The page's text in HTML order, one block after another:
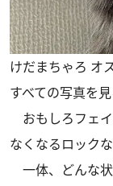
けだまちゃろ オ
すべての写真を
おもしろフェ
なくなるロックな
一体、どんな